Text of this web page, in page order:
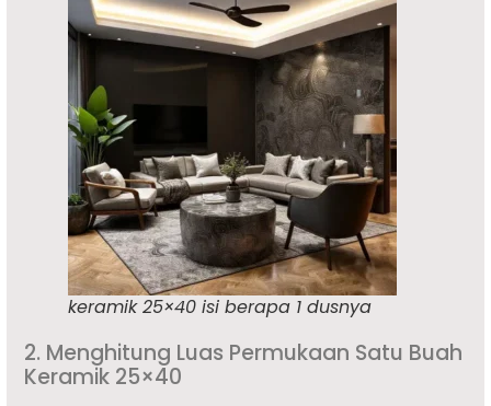
keramik 25×40 isi berapa 1 dusnya
2. Menghitung Luas Permukaan Satu Buah
Keramik 25×40